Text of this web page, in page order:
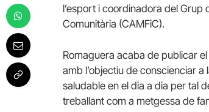
l’esport i coordinadora del Grup
Comunitària (CAMFiC).
Romaguera acaba de publicar
amb l’objectiu de conscienciar
saludable en el dia a dia per tal
treballant com a metgessa de